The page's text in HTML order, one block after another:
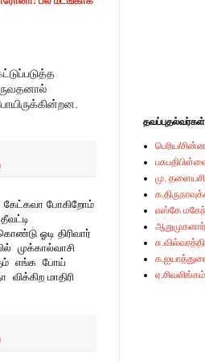
போகிறோம்
ஓடி திரிவார்
முக்கால்வாசி
எங்க போய்
மாதிரி
தவப்புதல்வர்கள்
பெரிய/
மு.
எஸ்கே
ஆறுமுகனார்